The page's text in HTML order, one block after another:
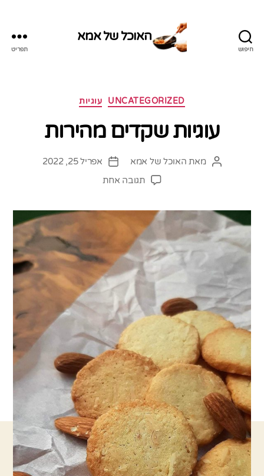
חיפוש
האוכל של אמא
תפריט
קטגוריות
UNCATEGORIZED עוגיות
עוגיות שקדים מהירות
המחבר
מאת האוכל של אמא
תאריךאפריל 25, 2022
תגובה אחתעל